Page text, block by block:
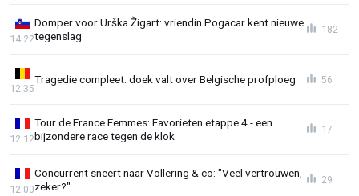
Domper voor Urška Žigart: vriendin Pogacar kent nieuwe
tegenslag
14:22
182
Tragedie compleet: doek valt over Belgische profploeg
12:35
56
Tour de France Femmes: Favorieten etappe 4 - een
bijzondere race tegen de klok
12:12
17
Concurrent sneert naar Vollering & co: "Veel vertrouwen,
zeker?"
12:00
29